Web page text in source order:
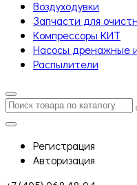
Воздуходувки
Запчасти для
Компрессоры КИТ
Насосы дренажные
Распылители
Регистрация
Авторизация